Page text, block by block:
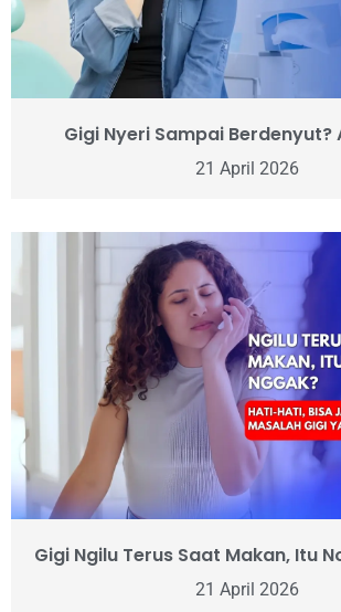
Gigi Nyeri Sampai Berdenyut?
21 April 2026
Gigi Ngilu Terus Saat Makan, Itu
21 April 2026